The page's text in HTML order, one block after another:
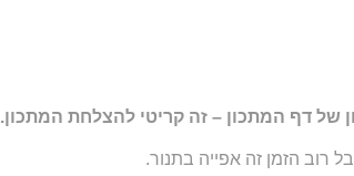
של דף המתכון – זה קריטי להצלחת המתכון.